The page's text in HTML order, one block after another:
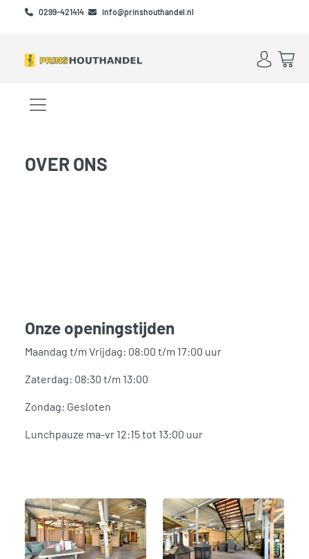
Skip to main content
Skip to footer
0299-421414 info@prinshouthandel.nl
Account
Menu openen/sluiten
OVER ONS
Onze openingstijden
Maandag t/m Vrijdag: 08:00 t/m 17:00 uur
Zaterdag: 08:30 t/m 13:00
Zondag: Gesloten
Lunchpauze ma-vr 12:15 tot 13:00 uur